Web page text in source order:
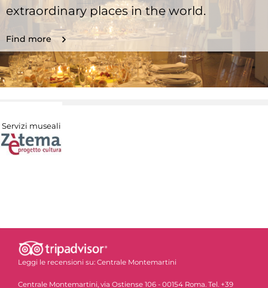
extraordinary places in the world.
Find more
Servizi museali
Leggi le recensioni su: Centrale Montemartini
Centrale Montemartini, via Ostiense 106 - 00154 Roma. Tel. +39